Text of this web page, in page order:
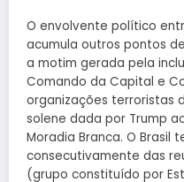
O envolvente político
acumula outros pontos
a motim gerada pela
Comando da Capital e
organizações terroristas
solene dada por Trump
Moradia Branca. O Brasil
consecutivamente das
(grupo constituído por